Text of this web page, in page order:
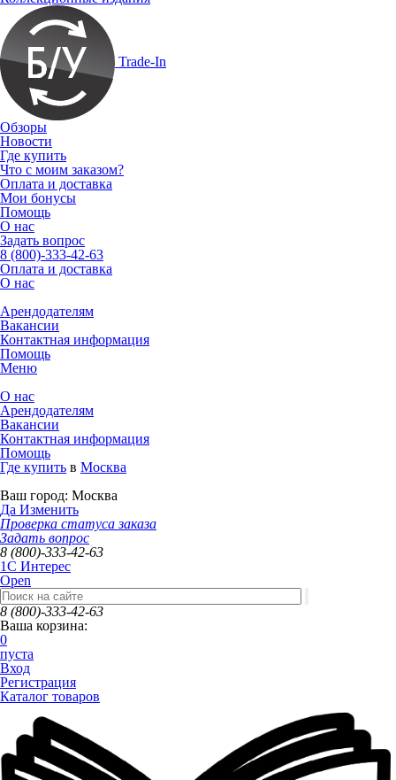
Trade-In
Обзоры
Новости
Где купить
Что с моим заказом?
Оплата и доставка
Мои бонусы
Помощь
О нас
Задать вопрос
8 (800)-333-42-63
Оплата и доставка
О нас
Арендодателям
Вакансии
Контактная информация
Помощь
Меню
О нас
Арендодателям
Вакансии
Контактная информация
Помощь
Где купить в Москва
Ваш город: Москва
Да Изменить
Проверка статуса заказа
Задать вопрос
8 (800)-333-42-63
1C Интерес
Open
8 (800)-333-42-63
Ваша корзина:
0
пуста
Вход
Регистрация
Каталог товаров